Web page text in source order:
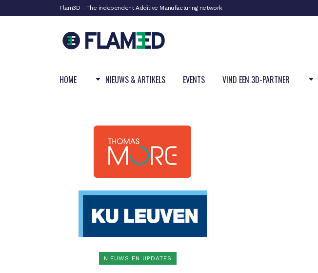
Flam3D - The independent Additive Manufacturing network
HOME NIEUWS & ARTIKELS EVENTS VIND EEN 3D-PARTNER
NIEUWS EN UPDATES